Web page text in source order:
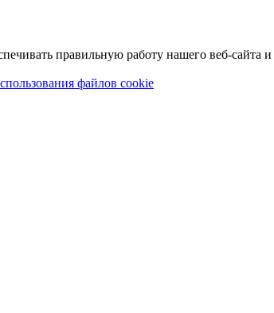
правильную работу нашего веб-сайта и
файлов cookie